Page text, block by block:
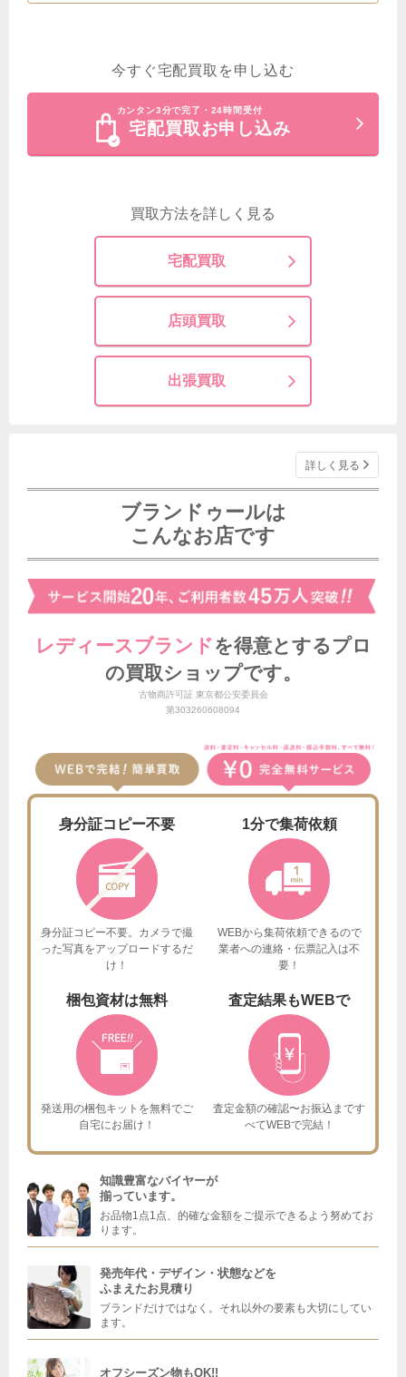
今すぐ宅配買取を申し込む
カンタン3分で完了・24時間受付
宅配買取お申し込み
買取方法を詳しく見る
宅配買取
店頭買取
出張買取
詳しく見る
ブランドゥールは
こんなお店です
レディースブランド を得意とする プロ
の買取ショップです。
古物商許可証 東京都公安委員会
第303260608094
身分証コピー不要
身分証コピー不要。カメラで撮
った写真をアップロードするだ
け！
1分で集荷依頼
WEBから集荷依頼できるので
業者への連絡・伝票記入は不
要！
梱包資材は無料
発送用の梱包キットを無料でご
自宅にお届け！
査定結果もWEBで
査定金額の確認〜お振込まです
べてWEBで完結！
知識豊富なバイヤーが
揃っています。
お品物1点1点、的確な金額をご提示できるよう努めてお
ります。
発売年代・デザイン・状態などを
ふまえたお見積り
ブランドだけではなく。それ以外の要素も大切にしてい
ます。
オフシーズン物もOK!!